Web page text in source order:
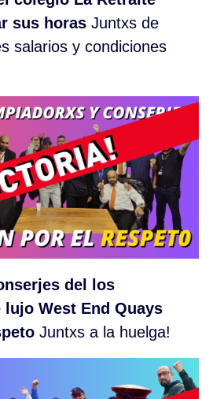
sus horas Juntxs de
salarios y condiciones
del los
West End Quays
Juntxs a la huelga!